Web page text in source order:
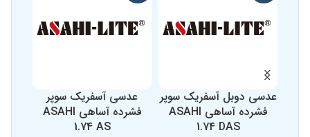
عدسی دوبل آسفریک سوپر
فشرده آساهی ASAHI
1.74 DAS
عدسی آسفریک سوپر
فشرده آساهی ASAHI
1.74 AS